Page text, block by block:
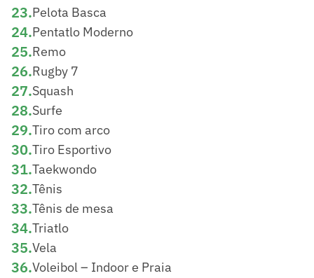
23.Pelota Basca
24.Pentatlo Moderno
25.Remo
26.Rugby 7
27.Squash
28.Surfe
29.Tiro com arco
30.Tiro Esportivo
31.Taekwondo
32.Tênis
33.Tênis de mesa
34.Triatlo
35.Vela
36.Voleibol – Indoor e Praia